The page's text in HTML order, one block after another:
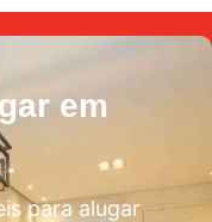
em
para alugar